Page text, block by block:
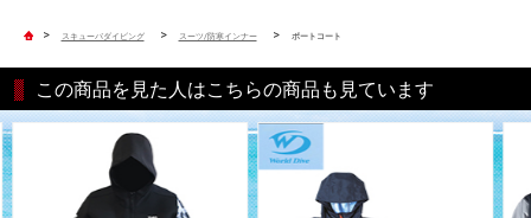
> スキューバダイビング > スーツ/防寒インナー > ボートコート
この商品を見た人はこちらの商品も見ています